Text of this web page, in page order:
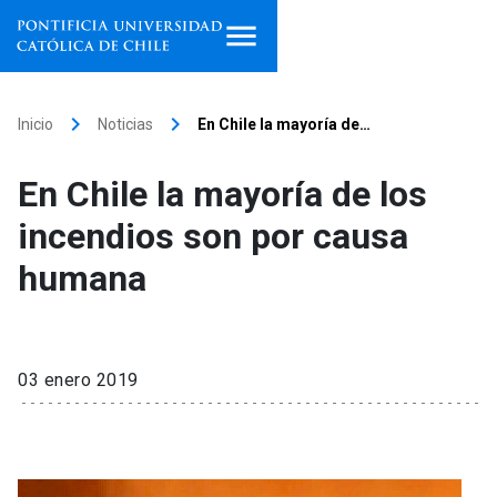
Facultades, escuelas e
institutos
Investigación
Extensión
Inicio keyboard_arrow_right Noticias keyboard_arrow_right En Chile la mayoría de…
En Chile la mayoría de los
incendios son por causa
humana
03 enero 2019